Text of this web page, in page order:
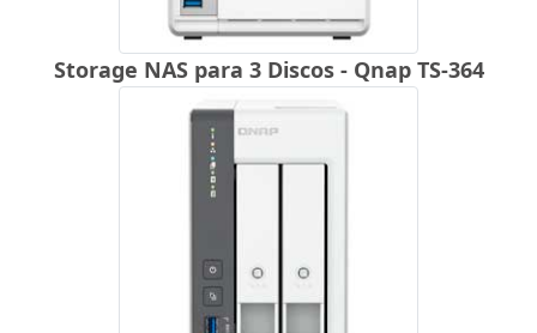
Storage NAS para 3 Discos - Qnap TS-364